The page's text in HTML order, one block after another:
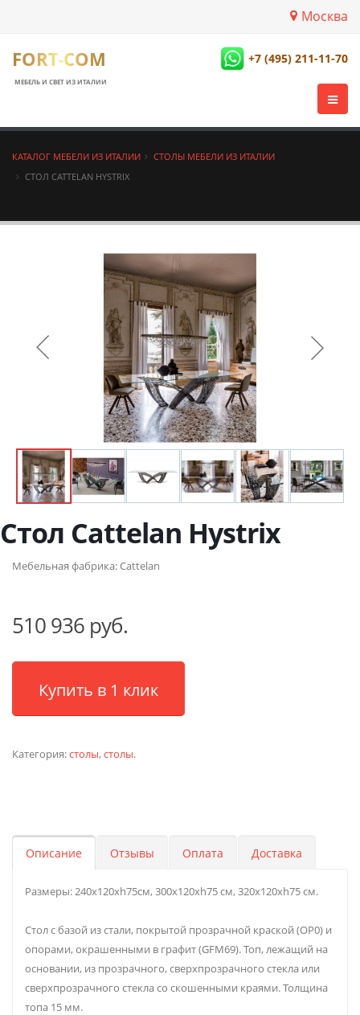
Москва
FORT-COM
МЕБЕЛЬ И СВЕТ ИЗ ИТАЛИИ
+7 (495) 211-11-70
КАТАЛОГ МЕБЕЛИ ИЗ ИТАЛИИ
СТОЛЫ МЕБЕЛИ ИЗ ИТАЛИИ
СТОЛ CATTELAN HYSTRIX
Стол Cattelan Hystrix
Мебельная фабрика:Cattelan
510 936 руб.
Купить в 1 клик
Категория:столы,столы.
Описание Отзывы Оплата Доставка
Размеры: 240x120xh75см, 300x120xh75 см, 320x120xh75 см.
Стол с базой из стали, покрытой прозрачной краской (OP0) и
опорами, окрашенными в графит (GFM69). Топ, лежащий на
основании, из прозрачного, сверхпрозрачного стекла или
сверхпрозрачного стекла со скошенными краями. Толщина
топа 15 мм.